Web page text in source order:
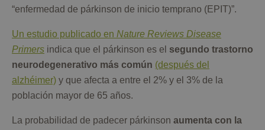
“enfermedad de párkinson de inicio temprano (EPIT)”.
Un estudio publicado en Nature Reviews Disease
Primers indica que el párkinson es el segundo trastorno
neurodegenerativo más común (después del
alzhéimer) y que afecta a entre el 2% y el 3% de la
población mayor de 65 años.
La probabilidad de padecer párkinson aumenta con la